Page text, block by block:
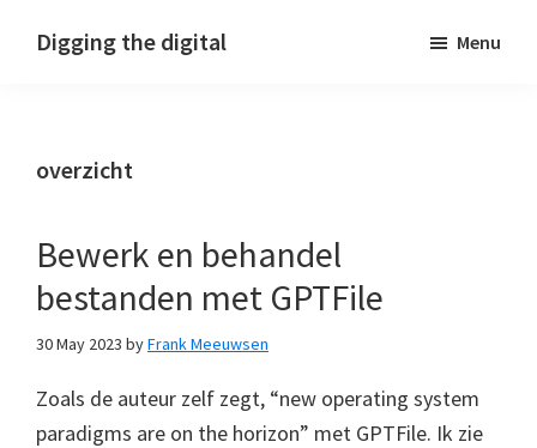
Digging the digital Menu
overzicht
Bewerk en behandel
bestanden met GPTFile
30 May 2023 byFrank Meeuwsen
Zoals de auteur zelf zegt, “new operating system
paradigms are on the horizon” met GPTFile. Ik zie